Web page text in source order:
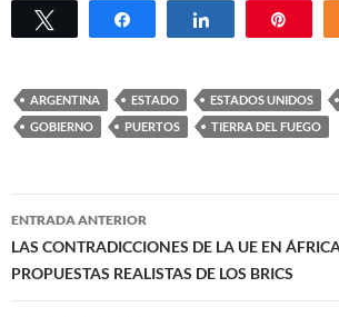
Twittear Compartir Compartir
ARGENTINA ESTADO ESTADOS UNIDOS
GOBIERNO
PUERTOS TIERRA DEL FUEGO
Navegación
de
entradas
ENTRADA ANTERIOR
LAS CONTRADICCIONES DE LA UE EN
PROPUESTAS REALISTAS DE LOS BRICS